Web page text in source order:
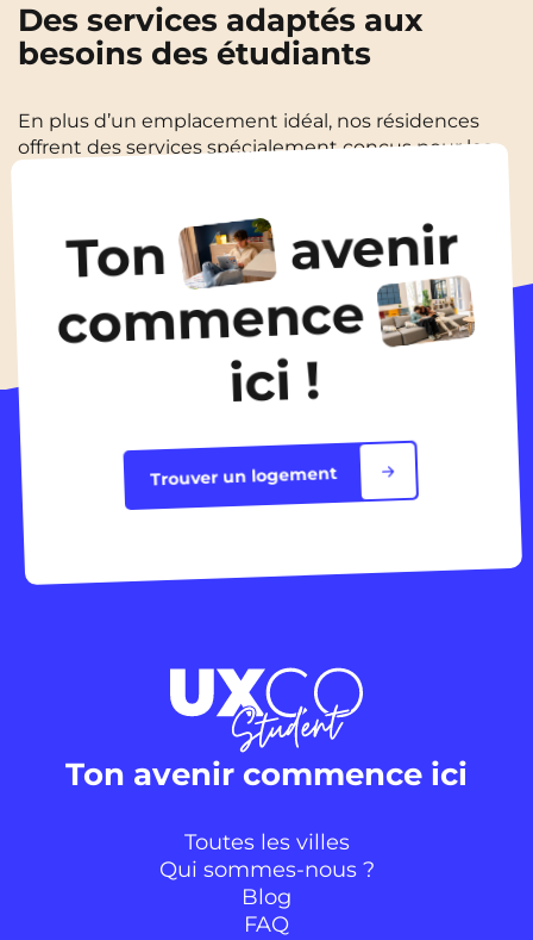
Des services adaptés aux
besoins des étudiants
En plus d’un emplacement idéal, nos résidences
offrent des services spécialement conçus pour les
pour rendre ta vie étudiante encore plus agréable.
Profite d’un cadre de vie pratique et fonctionnel qui
te permet de te concentrer sur tes études tout en
bénéficiant d’un environnement agréable.
Ton avenir
commence
ici !
Trouver un logement
Ton avenir commence ici
Toutes les villes
Qui sommes-nous ?
Blog
FAQ